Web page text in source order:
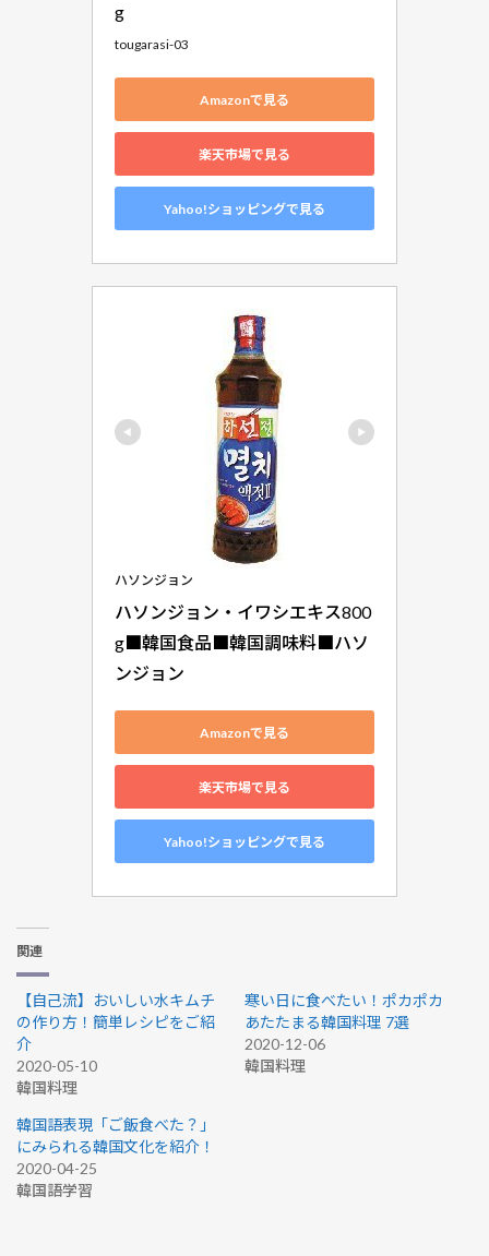
g
tougarasi-03
Amazonで見る
楽天市場で見る
Yahoo!ショッピングで見る
ハソンジョン
ハソンジョン・イワシエキス800
g■韓国食品■韓国調味料■ハソ
ンジョン
Amazonで見る
楽天市場で見る
Yahoo!ショッピングで見る
関連
【自己流】おいしい水キムチ
の作り方！簡単レシピをご紹
介
2020-05-10
韓国料理
寒い日に食べたい！ポカポカ
あたたまる韓国料理 7選
2020-12-06
韓国料理
韓国語表現「ご飯食べた？」
にみられる韓国文化を紹介！
2020-04-25
韓国語学習